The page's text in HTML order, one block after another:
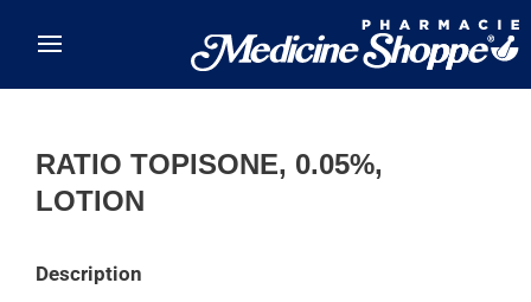
RATIO TOPISONE, 0.05%,
LOTION
Description